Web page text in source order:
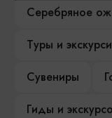
Серебряное
Туры и
Сувениры
Гиды и